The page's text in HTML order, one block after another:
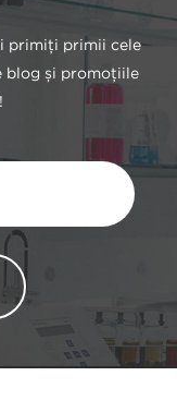
primiți primii cele
blog și promoțiile